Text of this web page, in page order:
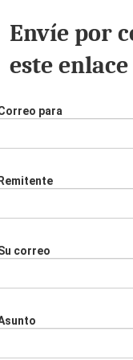
Envíe por
este
para
correo